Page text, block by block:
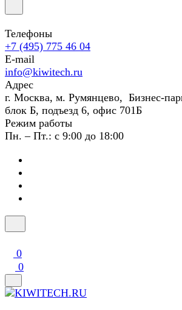
Телефоны
+7 (495) 775 46 04
E-mail
info@kiwitech.ru
Адрес
г. Москва, м. Румянцево, Бизнес-
блок Б, подъезд 6, офис 701Б
Режим работы
Пн. – Пт.: с 9:00 до 18:00
0
0